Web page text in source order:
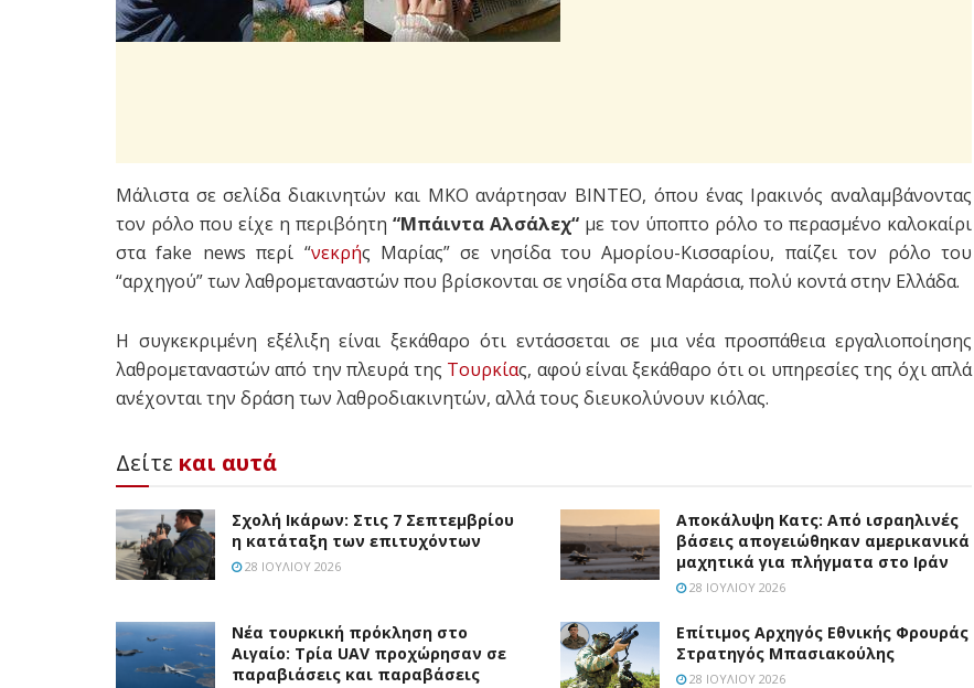
Μάλιστα σε σελίδα διακινητών και ΜΚΟ ανάρτησαν ΒΙΝΤΕΟ, όπου ένας Ιρακινός αναλαμβάνοντας
τον ρόλο που είχε η περιβόητη “Μπάιντα Αλσάλεχ“ με τον ύποπτο ρόλο το περασμένο καλοκαίρι
στα fake news περί “νεκρής Μαρίας” σε νησίδα του Αμορίου-Κισσαρίου, παίζει τον ρόλο του
“αρχηγού” των λαθρομεταναστών που βρίσκονται σε νησίδα στα Μαράσια, πολύ κοντά στην Ελλάδα.
Η συγκεκριμένη εξέλιξη είναι ξεκάθαρο ότι εντάσσεται σε μια νέα προσπάθεια εργαλιοποίησης
λαθρομεταναστών από την πλευρά της Τουρκίας, αφού είναι ξεκάθαρο ότι οι υπηρεσίες της όχι απλά
ανέχονται την δράση των λαθροδιακινητών, αλλά τους διευκολύνουν κιόλας.
Δείτε και αυτά
Σχολή Ικάρων: Στις 7 Σεπτεμβρίου
η κατάταξη των επιτυχόντων
28 ΙΟΥΛΊΟΥ 2026
Αποκάλυψη Κατς: Από ισραηλινές
βάσεις απογειώθηκαν αμερικανικά
μαχητικά για πλήγματα στο Ιράν
28 ΙΟΥΛΊΟΥ 2026
Νέα τουρκική πρόκληση στο
Αιγαίο: Τρία UAV προχώρησαν σε
παραβιάσεις και παραβάσεις
Επίτιμος Αρχηγός Εθνικής Φρουράς
Στρατηγός Μπασιακούλης
28 ΙΟΥΛΊΟΥ 2026